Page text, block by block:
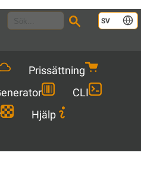
SV
Prissättning
CLI
Hjälp